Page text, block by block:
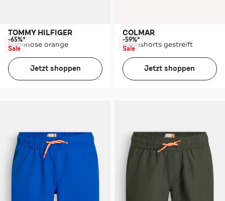
TOMMY HILFIGER
Badehose orange
-65%*
Sale
Jetzt shoppen
COLMAR
Badeshorts gestreift
-59%*
Sale
Jetzt shoppen